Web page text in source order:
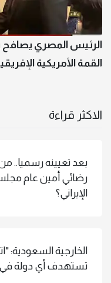
الرئيس المصري يصافح
القمة الأمريكية
الاكثر قراءة
بعد تعيينه
رضائي أمين عام
الإيراني؟
الخارجية السعودية:
تستهدف أي دولة